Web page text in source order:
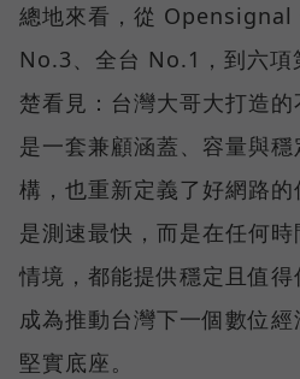
總地來看，從 Opensignal
No.3、全台 No.1，到六項
楚看見：台灣大哥大打造
是一套兼顧涵蓋、容量與
構，也重新定義了好網路
是測速最快，而是在任何
情境，都能提供穩定且值
成為推動台灣下一個數位
堅實底座。